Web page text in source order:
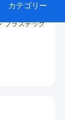
カテゴリー
プラスチック